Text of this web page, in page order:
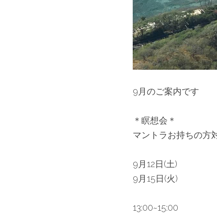
9月のご案内です
＊瞑想会＊
マントラお持ちの方
9月12日(土)
9月15日(火)
13:00~15:00